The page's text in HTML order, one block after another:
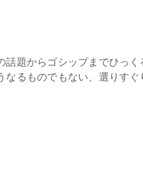
題からゴシップまでひっ
るものでもない、選りす